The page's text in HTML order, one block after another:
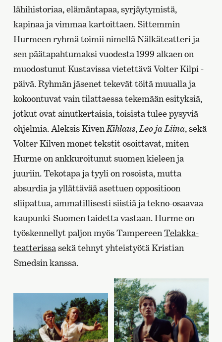
lähihistoriaa, elämäntapaa, syrjäytymistä,
kapinaa ja vimmaa kartoittaen. Sittemmin
Hurmeen ryhmä toimii nimelläNälkäteatteri ja
sen päätapahtumaksi vuodesta 1999 alkaen on
muodostunut Kustavissa vietettävä Volter Kilpi -
päivä. Ryhmän jäsenet tekevät töitä muualla ja
kokoontuvat vain tilattaessa tekemään esityksiä,
jotkut ovat ainutkertaisia, toisista tulee pysyviä
ohjelmia. Aleksis Kiven Kihlaus, Leo ja Liina, sekä
Volter Kilven monet tekstit osoittavat, miten
Hurme on ankkuroitunut suomen kieleen ja
juuriin. Tekotapa ja tyyli on rosoista, mutta
absurdia ja yllättävää asettuen oppositioon
sliipattua, ammatillisesti siistiä ja tekno-osaavaa
kaupunki-Suomen taidetta vastaan. Hurme on
työskennellyt paljon myös Tampereen Telakka-
teatterissasekä tehnyt yhteistyötä Kristian
Smedsin kanssa.